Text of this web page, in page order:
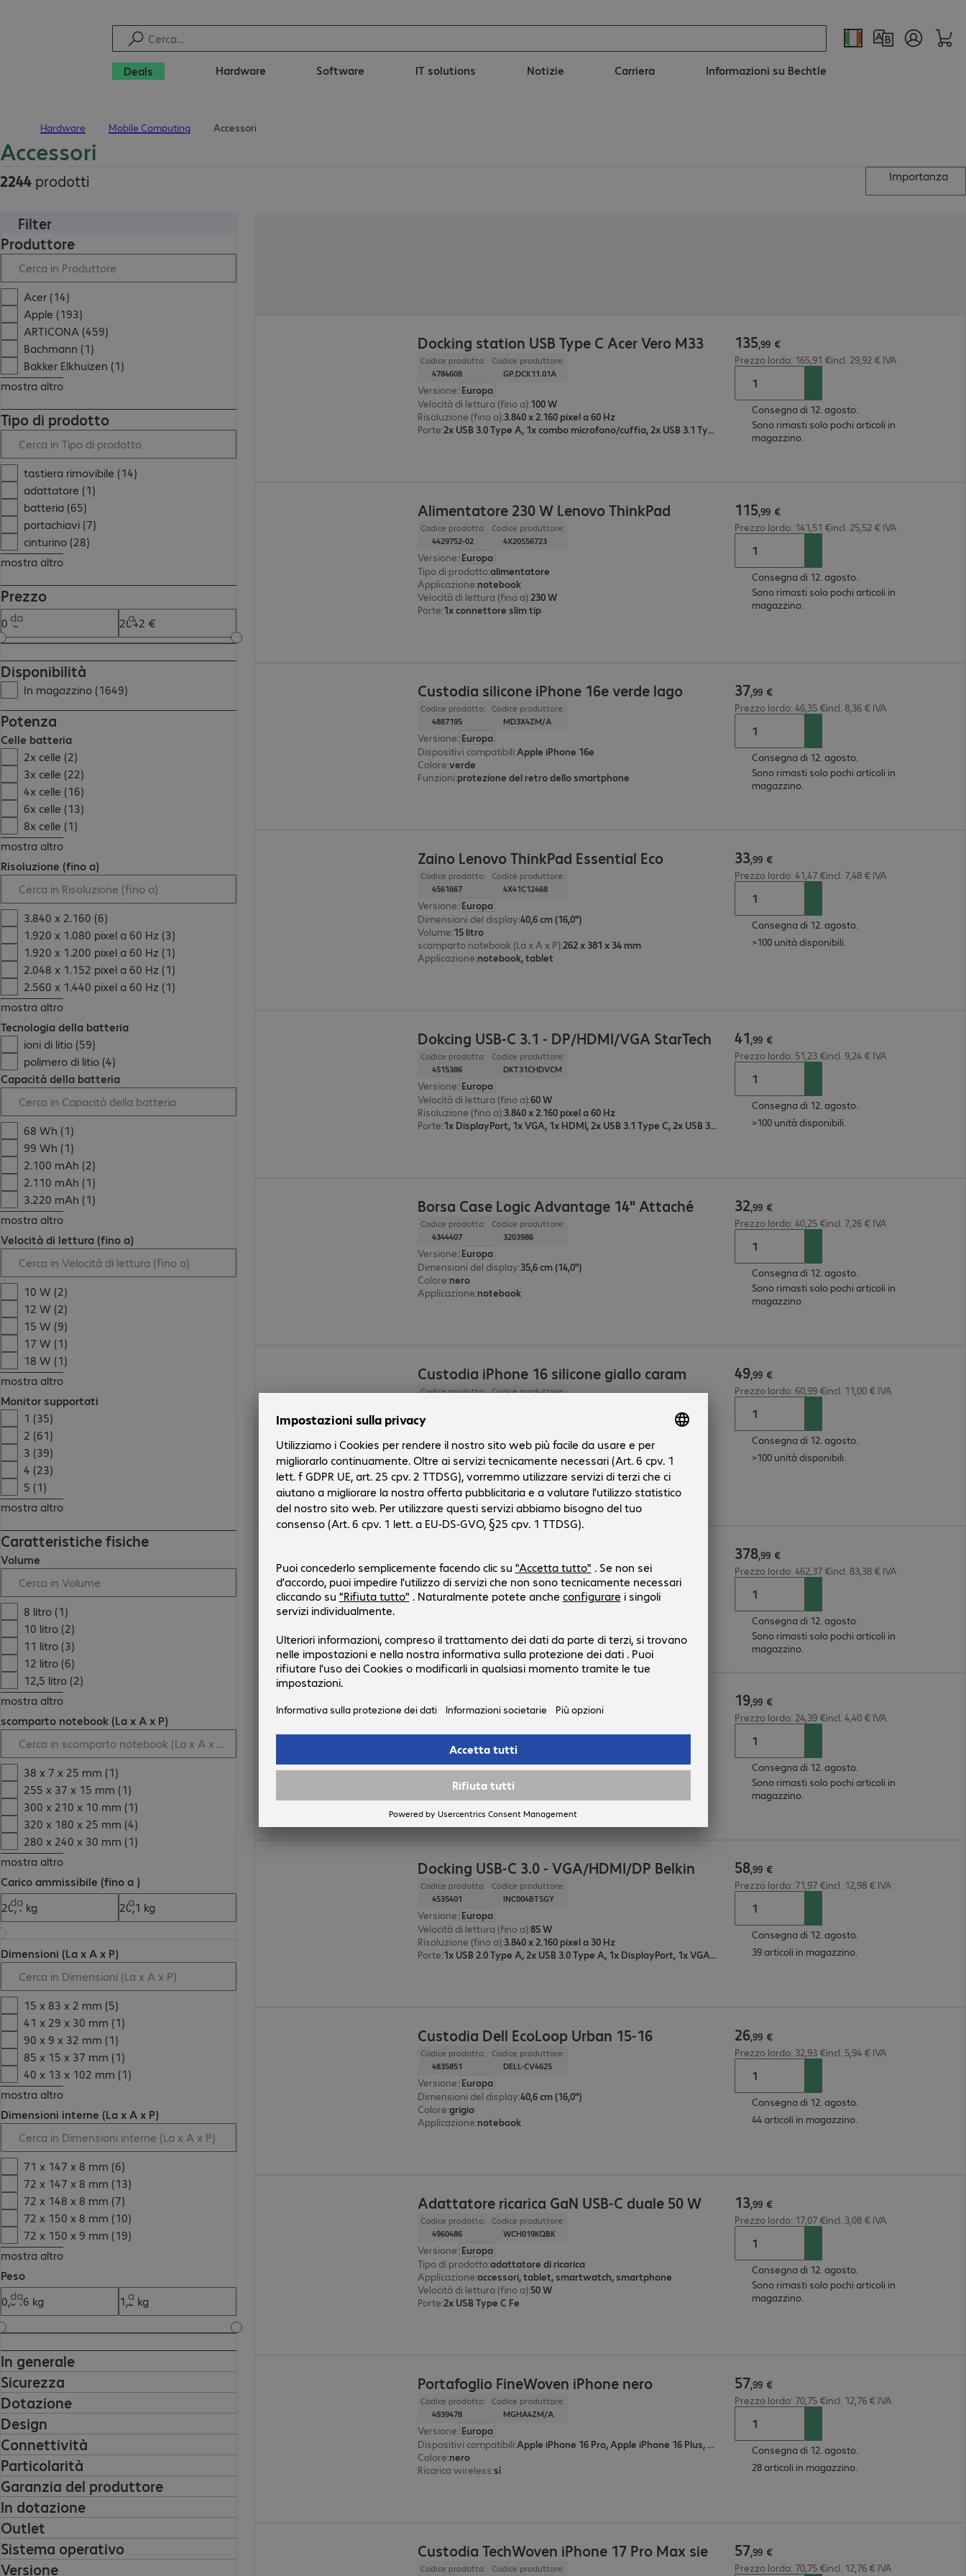
Deals Hardware Software IT solutions Notizie Carriera Informazioni su Bechtle
Hardware Mobile Computing Accessori
Accessori
2244 prodotti Importanza
Filter
Produttore
Acer (14)
Apple (193)
ARTICONA (459)
Bachmann (1)
Bakker Elkhuizen (1)
mostra altro
Tipo di prodotto
tastiera rimovibile (14)
adattatore (1)
batteria (65)
portachiavi (7)
cinturino (28)
mostra altro
Prezzo
da a
Disponibilità
In magazzino (1649)
Potenza
Celle batteria
2x celle (2)
3x celle (22)
4x celle (16)
6x celle (13)
8x celle (1)
mostra altro
Risoluzione (fino a)
3.840 x 2.160 (6)
1.920 x 1.080 pixel a 60 Hz (3)
1.920 x 1.200 pixel a 60 Hz (1)
2.048 x 1.152 pixel a 60 Hz (1)
2.560 x 1.440 pixel a 60 Hz (1)
mostra altro
Tecnologia della batteria
ioni di litio (59)
polimero di litio (4)
Capacità della batteria
68 Wh (1)
99 Wh (1)
2.100 mAh (2)
2.110 mAh (1)
3.220 mAh (1)
mostra altro
Velocità di lettura (fino a)
10 W (2)
12 W (2)
15 W (9)
17 W (1)
18 W (1)
mostra altro
Monitor supportati
1 (35)
2 (61)
3 (39)
4 (23)
5 (1)
mostra altro
Caratteristiche fisiche
Volume
8 litro (1)
10 litro (2)
11 litro (3)
12 litro (6)
12,5 litro (2)
mostra altro
scomparto notebook (La x A x P)
38 x 7 x 25 mm (1)
255 x 37 x 15 mm (1)
300 x 210 x 10 mm (1)
320 x 180 x 25 mm (4)
280 x 240 x 30 mm (1)
mostra altro
Carico ammissibile (fino a )
da
a
Dimensioni (La x A x P)
15 x 83 x 2 mm (5)
41 x 29 x 30 mm (1)
90 x 9 x 32 mm (1)
85 x 15 x 37 mm (1)
40 x 13 x 102 mm (1)
mostra altro
Dimensioni interne (La x A x P)
71 x 147 x 8 mm (6)
72 x 147 x 8 mm (13)
72 x 148 x 8 mm (7)
72 x 150 x 8 mm (10)
72 x 150 x 9 mm (19)
mostra altro
Peso
da
a
In generale
Sicurezza
Dotazione
Design
Connettività
Particolarità
Garanzia del produttore
In dotazione
Outlet
Sistema operativo
Versione
Docking station USB Type C Acer Vero M33
Codice prodotto:
4784608
Codice produttore:
GP.DCK11.01A
Versione: Europa
Velocità di lettura (fino a):100 W
Risoluzione (fino a):3.840 x 2.160 pixel a 60 Hz
Porte: 2x USB 3.0 Type A, 1x combo microfono/cuffia, 2x USB 3.1 Type A, 1x RJ-45, 1x USB 3.1 Type C, 2x DisplayPort, 1x HDMI
135,99 €
Prezzo lordo: 165,91 €incl. 29,92 € IVA
Consegna di 12. agosto.
Sono rimasti solo pochi articoli in
magazzino.
Alimentatore 230 W Lenovo ThinkPad
Codice prodotto:
4429752-02
Codice produttore:
4X20S56723
Versione: Europa
Tipo di prodotto:alimentatore
Applicazione:notebook
Velocità di lettura (fino a):230 W
Porte:1x connettore slim tip
115,99 €
Prezzo lordo: 141,51 €incl. 25,52 € IVA
Consegna di 12. agosto.
Sono rimasti solo pochi articoli in
magazzino.
Custodia silicone iPhone 16e verde lago
Codice prodotto:
4887195
Codice produttore:
MD3X4ZM/A
Versione: Europa
Dispositivi compatibili:Apple iPhone 16e
Colore:verde
Funzioni:protezione del retro dello smartphone
37,99 €
Prezzo lordo: 46,35 €incl. 8,36 € IVA
Consegna di 12. agosto.
Sono rimasti solo pochi articoli in
magazzino.
Zaino Lenovo ThinkPad Essential Eco
Codice prodotto:
4561667
Codice produttore:
4X41C12468
Versione: Europa
Dimensioni del display:40,6 cm (16,0")
Volume:15 litro
scomparto notebook (La x A x P):262 x 381 x 34 mm
Applicazione:notebook, tablet
33,99 €
Prezzo lordo: 41,47 €incl. 7,48 € IVA
Consegna di 12. agosto.
>100 unità disponibili.
Dokcing USB-C 3.1 - DP/HDMI/VGA StarTech
Codice prodotto:
4515386
Codice produttore:
DKT31CHDVCM
Versione: Europa
Velocità di lettura (fino a):60 W
Risoluzione (fino a):3.840 x 2.160 pixel a 60 Hz
Porte: 1x DisplayPort, 1x VGA, 1x HDMI, 2x USB 3.1 Type C, 2x USB 3.1 Type A, 1x RJ-45
41,99 €
Prezzo lordo: 51,23 €incl. 9,24 € IVA
Consegna di 12. agosto.
>100 unità disponibili.
Borsa Case Logic Advantage 14" Attaché
Codice prodotto:
4344407
Codice produttore:
3203986
Versione: Europa
Dimensioni del display:35,6 cm (14,0")
Colore:nero
Applicazione:notebook
32,99 €
Prezzo lordo: 40,25 €incl. 7,26 € IVA
Consegna di 12. agosto.
Sono rimasti solo pochi articoli in
magazzino.
Custodia iPhone 16 silicone giallo caram
Codice prodotto: Codice produttore:
Versione
Colore: giallo
Funzioni:protezione del retro dello smartphone
Ricarica wireless:sì
49,99 €
Prezzo lordo: 60,99 €incl. 11,00 € IVA
Consegna di 12. agosto.
>100 unità disponibili.
Codice prodotto:
4617599
Codice produttore:
GCMCEL
Versione:Europa
378,99 €
Prezzo lordo: 462,37 €incl. 83,38 € IVA
Consegna di 12. agosto.
Sono rimasti solo pochi articoli in
magazzino.
Versione:Europa
Dimensioni del display:15,5 cm (6,1")
Dispositivi compatibili
19,99 €
19,99 €
Prezzo lordo: 24,39 €incl. 4,40 € IVA
Consegna di 12. agosto.
Sono rimasti solo pochi articoli in
magazzino.
Docking USB-C 3.0 - VGA/HDMI/DP Belkin
Codice prodotto:
4535401
Codice produttore:
INC004BTSGY
Versione: Europa
Velocità di lettura (fino a):85 W
Risoluzione (fino a):3.840 x 2.160 pixel a 30 Hz
Porte: 1x USB 2.0 Type A, 2x USB 3.0 Type A, 1x DisplayPort, 1x VGA, 1x HDMI, 2x USB 3.0 Type C, 1x RJ-45, 1x presa jack 3,5 mm
58,99 €
Prezzo lordo: 71,97 €incl. 12,98 € IVA
Consegna di 12. agosto.
39 articoli in magazzino.
Custodia Dell EcoLoop Urban 15-16
Codice prodotto:
4835851
Codice produttore:
DELL-CV4625
Versione: Europa
Dimensioni del display:40,6 cm (16,0")
Colore:grigio
Applicazione:notebook
26,99 €
Prezzo lordo: 32,93 €incl. 5,94 € IVA
Consegna di 12. agosto.
44 articoli in magazzino.
Adattatore ricarica GaN USB-C duale 50 W
Codice prodotto:
4960486
Codice produttore:
WCH019KQBK
Versione: Europa
Tipo di prodotto:adattatore di ricarica
Applicazione:accessori, tablet, smartwatch, smartphone
Velocità di lettura (fino a):50 W
Porte:2x USB Type C Fe
13,99 €
Prezzo lordo: 17,07 €incl. 3,08 € IVA
Consegna di 12. agosto.
Sono rimasti solo pochi articoli in
magazzino.
Portafoglio FineWoven iPhone nero
Codice prodotto:
4939478
Codice produttore:
MGHA4ZM/A
Versione: Europa
Dispositivi compatibili:
Apple iPhone 16 Pro, Apple iPhone 16 Plus, Apple iPhone 13 mini, Apple iPhone 16, Apple iPhone 13 Pro, Apple iPhone 15 Pro Max, Apple iPhone 13 Pro Max, Apple iPhone 15 Pro, Apple iPhone 17, Apple iPhone 14, Apple iPhone 14 Pro, Apple iPhone 12 Pro, Apple iPhone 12 Pro Max, Apple iPhone 16 Pro Max, Apple iPhone 12 mini, Apple iPhone Air, Apple iPhone 12, Apple iPhone 14 Pro Max, Apple iPhone 14 Plus, Apple iPhone 17 Pro Max, Apple iPhone 13, Apple iPhone 17 Pro, Apple iPhone 15 Plus, Apple iPhone 15
Colore:nero
Ricarica wireless:sì
57,99 €
Prezzo lordo: 70,75 €incl. 12,76 € IVA
Consegna di 12. agosto.
28 articoli in magazzino.
Custodia TechWoven iPhone 17 Pro Max sie
Codice prodotto: Codice produttore:
57,99 €
Prezzo lordo: 70,75 €incl. 12,76 € IVA